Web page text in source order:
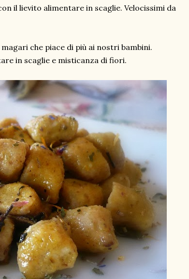
il lievito alimentare in scaglie. Velocissimi da
che piace di più ai nostri bambini.
in scaglie e misticanza di fiori.